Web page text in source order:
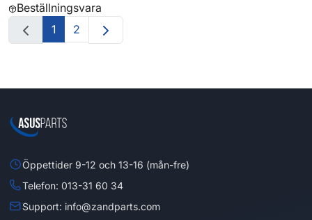
Beställningsvara
1
2
Öppettider 9-12 och 13-16 (mån-fre)
Telefon: 013-31 60 34
Support: info@zandparts.com